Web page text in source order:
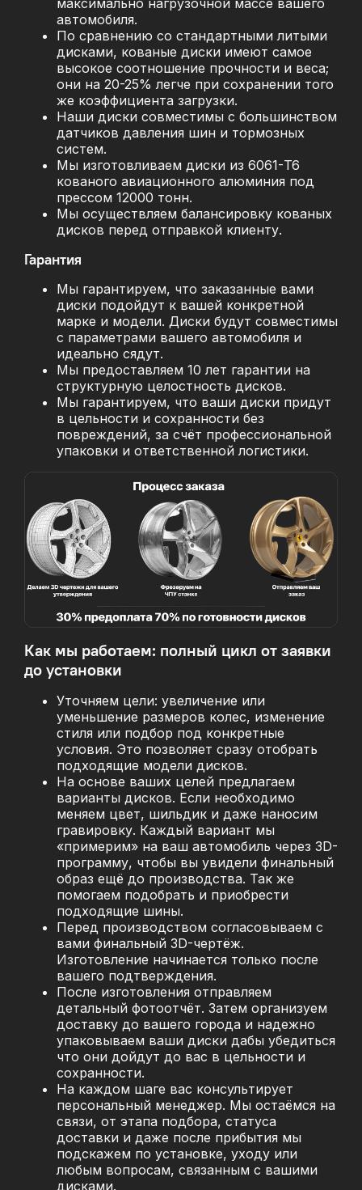
автомобиля.
По сравнению со стандартными литыми
дисками, кованые диски имеют самое
высокое соотношение прочности и веса;
они на 20-25% легче при сохранении того
же коэффициента загрузки.
Наши диски совместимы с большинством
датчиков давления шин и тормозных
систем.
Мы изготовливаем диски из 6061-T6
кованого авиационного алюминия под
прессом 12000 тонн.
Мы осуществляем балансировку кованых
дисков перед отправкой клиенту.
Гарантия
Мы гарантируем, что заказанные вами
диски подойдут к вашей конкретной
марке и модели. Диски будут совместимы
с параметрами вашего автомобиля и
идеально сядут.
Мы предоставляем 10 лет гарантии на
структурную целостность дисков.
Мы гарантируем, что ваши диски придут
в цельности и сохранности без
повреждений, за счёт профессиональной
упаковки и ответственной логистики.
Как мы работаем: полный цикл от заявки
до установки
Уточняем цели: увеличение или
уменьшение размеров колес, изменение
стиля или подбор под конкретные
условия. Это позволяет сразу отобрать
подходящие модели дисков.
На основе ваших целей предлагаем
варианты дисков. Если необходимо
меняем цвет, шильдик и даже наносим
гравировку. Каждый вариант мы
«примерим» на ваш автомобиль через 3D-
программу, чтобы вы увидели финальный
образ ещё до производства. Так же
помогаем подобрать и приобрести
подходящие шины.
Перед производством согласовываем с
вами финальный 3D-чертёж.
Изготовление начинается только после
вашего подтверждения.
После изготовления отправляем
детальный фотоотчёт. Затем организуем
доставку до вашего города и надежно
упаковываем ваши диски дабы убедиться
что они дойдут до вас в цельности и
сохранности.
На каждом шаге вас консультирует
персональный менеджер. Мы остаёмся на
связи, от этапа подбора, статуса
доставки и даже после прибытия мы
подскажем по установке, уходу или
любым вопросам, связанным с вашими
дисками.